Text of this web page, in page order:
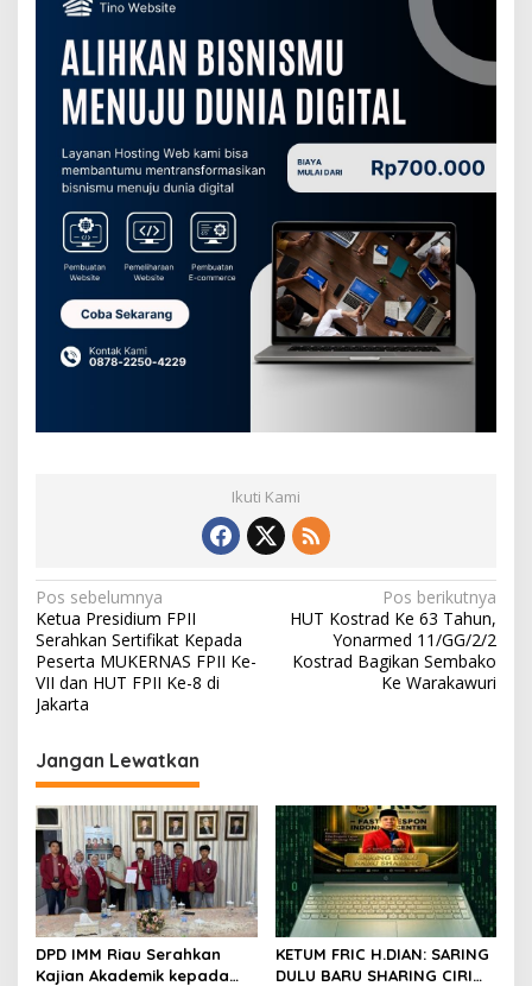
Ikuti Kami
N
a
v
i
a
s
i
p
o
s
Pos sebelumnya
Ketua Presidium FPII
Serahkan Sertifikat Kepada
Peserta MUKERNAS FPII Ke-
VII dan HUT FPII Ke-8 di
Jakarta
Pos berikutnya
HUT Kostrad Ke 63 Tahun,
Yonarmed 11/GG/2/2
Kostrad Bagikan Sembako
Ke Warakawuri
Jangan Lewatkan
DPD IMM Riau Serahkan
Kajian Akademik kepada
KETUM FRIC H.DIAN: SARING
DULU BARU SHARING CIRI